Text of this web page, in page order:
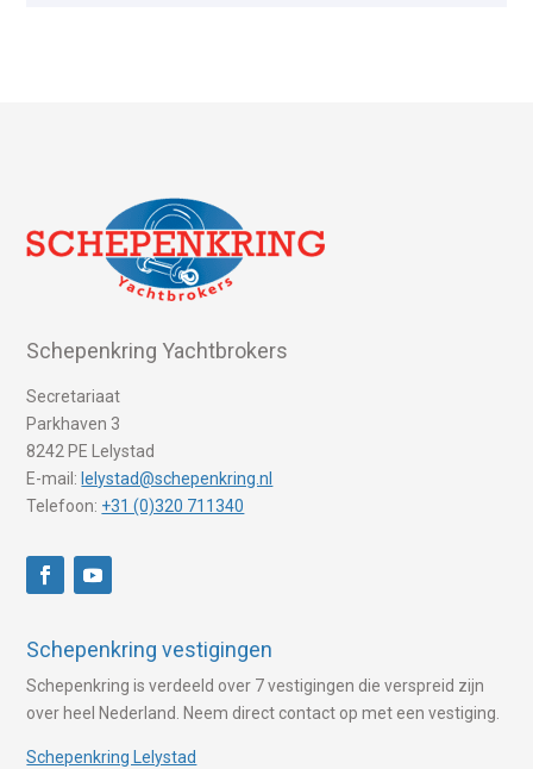
Schepenkring Yachtbrokers
Secretariaat
Parkhaven 3
8242 PE Lelystad
E-mail: lelystad@schepenkring.nl
Telefoon: +31 (0)320 711340
Schepenkring vestigingen
Schepenkring is verdeeld over 7 vestigingen die verspreid zijn
over heel Nederland. Neem direct contact op met een vestiging.
Schepenkring Lelystad